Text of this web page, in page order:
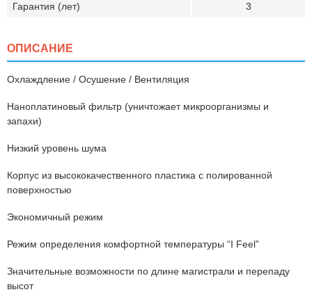
Гарантия (лет) 3
ОПИСАНИЕ
Охлаждление / Осушение / Вентиляция
Наноплатиновый фильтр (уничтожает микроорганизмы и
запахи)
Низкий уровень шума
Корпус из высококачественного пластика с полированной
поверхностью
Экономичный режим
Режим определения комфортной температуры “I Feel”
Значительные возможности по длине магистрали и перепаду
высот